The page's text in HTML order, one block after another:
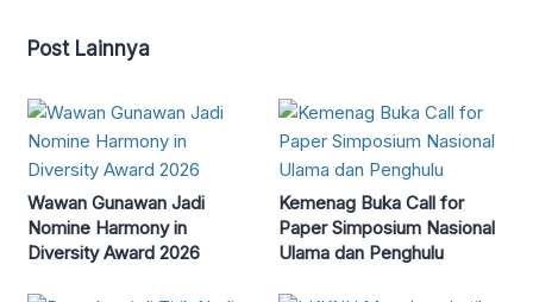
Post Lainnya
Wawan Gunawan Jadi
Nomine Harmony in
Diversity Award 2026
Kemenag Buka Call for
Paper Simposium Nasional
Ulama dan Penghulu